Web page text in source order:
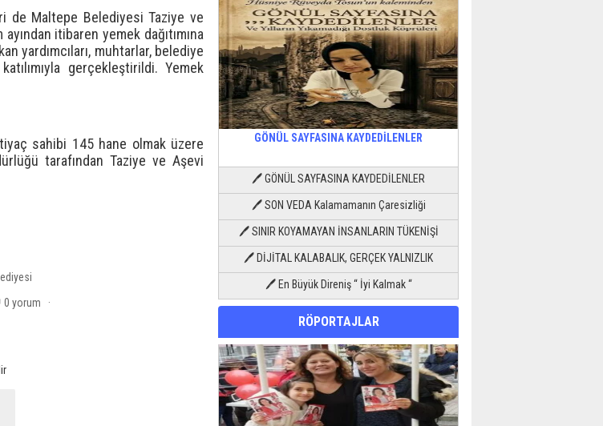
de Maltepe Belediyesi Taziye ve
itibaren yemek dağıtımına
yardımcıları, muhtarlar, belediye
gerçekleştirildi. Yemek
sahibi 145 hane olmak üzere
tarafından Taziye ve Aşevi
0 yorum ·
GÖNÜL SAYFASINA KAYDEDİLENLER
🖊 GÖNÜL SAYFASINA KAYDEDİLENLER
🖊 SON VEDA Kalamamanın Çaresizliği
🖊 SINIR KOYAMAYAN İNSANLARIN TÜKENİŞİ
🖊 DİJİTAL KALABALIK, GERÇEK YALNIZLIK
🖊 En Büyük Direniş “ İyi Kalmak “
RÖPORTAJLAR